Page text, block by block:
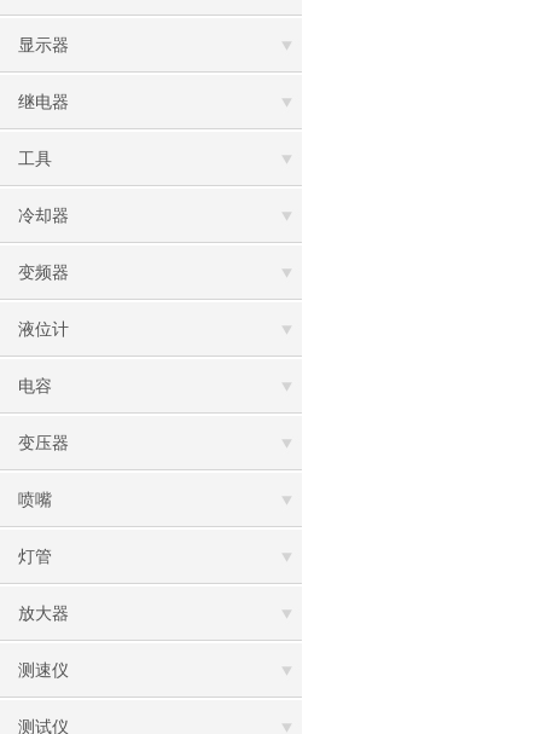
显示器
继电器
工具
冷却器
变频器
液位计
电容
变压器
喷嘴
灯管
放大器
测速仪
测试仪